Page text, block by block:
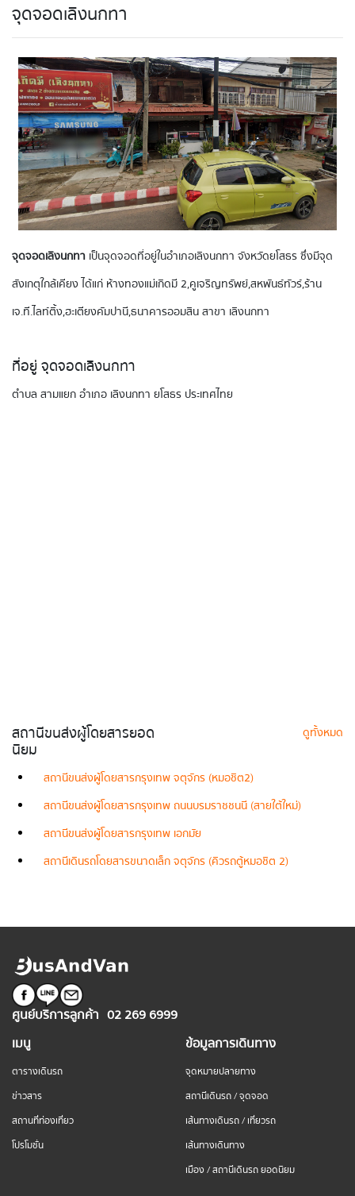
จุดจอดเลิงนกทา
จุดจอดเลิงนกทา เป็นจุดจอดที่อยู่ในอำเภอเลิงนกทา จังหวัดยโสธร ซึ่งมีจุด
สังเกตุใกล้เคียง ได้แก่ ห้างทองแม่เกิดมี 2,คูเจริญทรัพย์,สหพันธ์ทัวร์,ร้าน
เจ.ที.ไลท์ติ้ง,ฮะเตียงคัมปานี,ธนาคารออมสิน สาขา เลิงนกทา
ที่อยู่ จุดจอดเลิงนกทา
ตำบล สามแยก อำเภอ เลิงนกทา ยโสธร ประเทศไทย
สถานีขนส่งผู้โดยสารยอด
นิยม
ดูทั้งหมด
สถานีขนส่งผู้โดยสารกรุงเทพ จตุจักร (หมอชิต2)
สถานีขนส่งผู้โดยสารกรุงเทพ ถนนบรมราชชนนี (สายใต้ใหม่)
สถานีขนส่งผู้โดยสารกรุงเทพ เอกมัย
สถานีเดินรถโดยสารขนาดเล็ก จตุจักร (คิวรถตู้หมอชิต 2)
ศูนย์บริการลูกค้า 02 269 6999
เมนู
ตารางเดินรถ
ข่าวสาร
สถานที่ท่องเที่ยว
โปรโมชั่น
ข้อมูลการเดินทาง
จุดหมายปลายทาง
สถานีเดินรถ / จุดจอด
เส้นทางเดินรถ / เที่ยวรถ
เส้นทางเดินทาง
เมือง / สถานีเดินรถ ยอดนิยม